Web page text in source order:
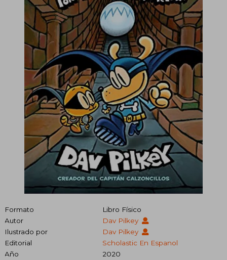
Formato
Libro Físico
Autor
Dav Pilkey
Ilustrado por
Dav Pilkey
Editorial
Scholastic En Espanol
Año
2020